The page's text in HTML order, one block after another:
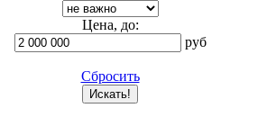
Цена, до:
руб
Сбросить